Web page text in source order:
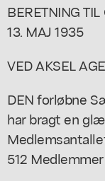
BERETNING
13. MAJ 1935
VED AKSEL
DEN forløbne
har bragt en
512